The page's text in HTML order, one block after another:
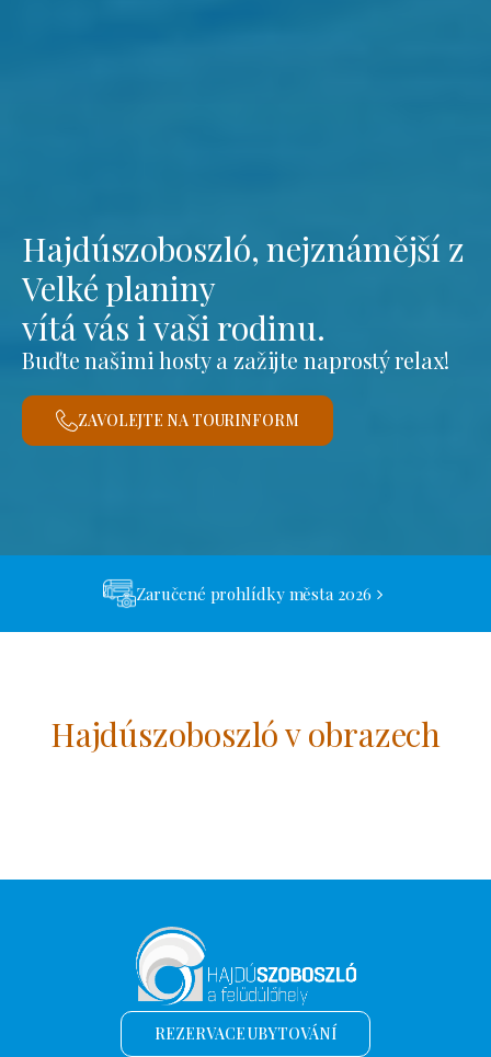
Hajdúszoboszló, nejznámější z
Velké planiny
vítá vás i vaši rodinu.
Buďte našimi hosty a zažijte naprostý relax!
ZAVOLEJTE NA TOURINFORM
Zaručené prohlídky města 2026
Hajdúszoboszló v obrazech
REZERVACE UBYTOVÁNÍ